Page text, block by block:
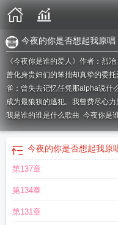
今夜的你是否想起我原唱
《今夜你是谁的爱人》作者：烈
曾化身贵妇们的笨拙却真挚的委
雀；曾失去记忆任凭那alpha说什
成为最狼狈的逃犯。我曾费尽心
我是谁的谁是什么歌曲 今夜你是
是什么歌今夜谁将你遗忘百度百
人by烈治免费阅读
你是谁她是
爱人(烈冶)
夜谁是谁今夜我是你的人dj 今
么歌
今夜你是我的人dj 今夜的
谁的情人歌词
今夜的你是否想起我原
第137章
第134章
第131章